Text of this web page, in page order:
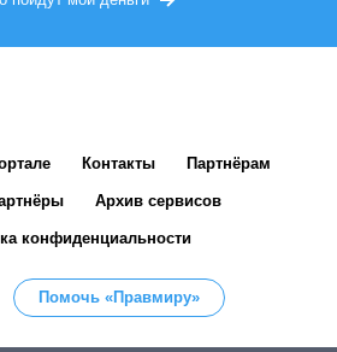
Контакты Партнёрам
Архив сервисов
конфиденциальности
Помочь «Правмиру»